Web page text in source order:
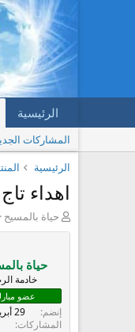
الرئيسية
المشاركات
الرئيسية
اهداء
ب
ا
ل
م
و
حياة بالمسيح
حياة
خادمة
عضو
إنضم
29 أبريل 2014
المشاركات